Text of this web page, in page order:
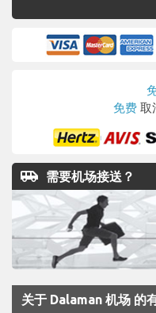
免费 取
airport_shuttle 需要机场接送？
关于 Dalaman 机场 的